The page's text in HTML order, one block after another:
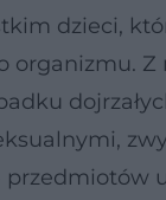
dzieci,
Z